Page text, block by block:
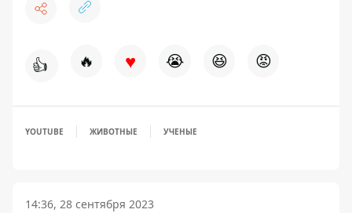
👍 🔥 ♥ 😭 😆 😡
YOUTUBE ЖИВОТНЫЕ УЧЕНЫЕ
14:36, 28 сентября 2023